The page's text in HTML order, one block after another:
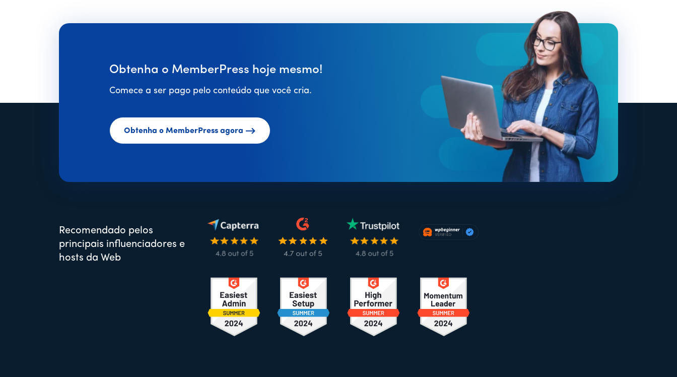
Obtenha o MemberPress hoje mesmo!
Comece a ser pago pelo conteúdo que você cria.
Obtenha o MemberPress agora
Recomendado pelos
principais influenciadores e
hosts da Web